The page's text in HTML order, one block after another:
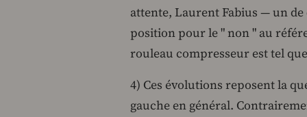
attente, Laurent Fabius — un
position pour le " non " au
rouleau compresseur est tel
4) Ces évolutions reposent la
gauche en général.